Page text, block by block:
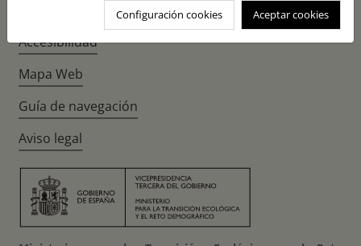
Configuración cookies Aceptar cookies
Accesibilidad
Mapa Web
Guía de navegación
Aviso legal